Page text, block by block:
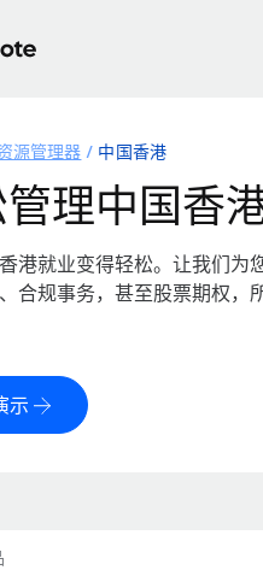
源管理器 中国香港
理中国香
港就业变得轻松。让我们为
合规事务，甚至股票期权，
示